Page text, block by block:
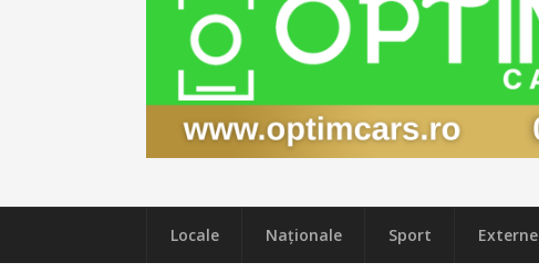
Locale Naţionale Sport Externe